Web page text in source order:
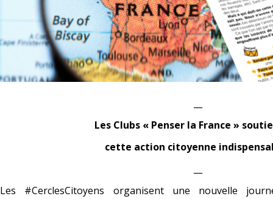
Les Clubs « Penser la France »
cette action citoyenne
Les #CerclesCitoyens organisent une nouvelle